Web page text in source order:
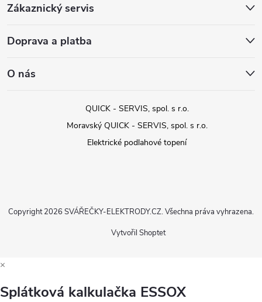
Zákaznický servis
Doprava a platba
O nás
QUICK - SERVIS, spol. s r.o.
Moravský QUICK - SERVIS, spol. s r.o.
Elektrické podlahové topení
Vytvořil Shoptet
Copyright 2026 SVÁŘEČKY-ELEKTRODY.CZ. Všechna práva vyhrazena.
×
Splátková kalkulačka ESSOX